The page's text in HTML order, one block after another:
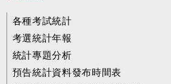
各種考試統計
考選統計年報
統計專題分析
預告統計資料發布時間表